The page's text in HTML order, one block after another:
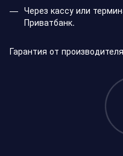
Через кассу или
Приватбанк.
Гарантия от